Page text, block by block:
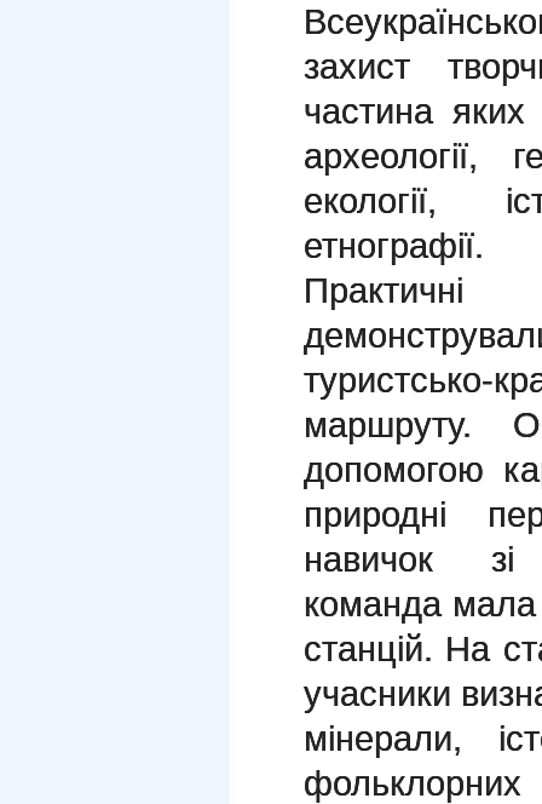
захист
частина
археології,
екології,
етнографії.
туристсько-
маршруту.
допомогою
природні
навичок зі
команда мала
станцій. На
учасники
мінерали,